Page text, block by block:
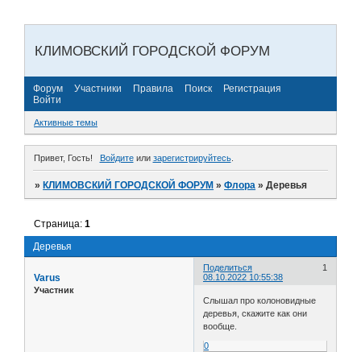
КЛИМОВСКИЙ ГОРОДСКОЙ ФОРУМ
Форум Участники Правила Поиск
Регистрация
Войти
Активные темы
Привет, Гость! Войдитеили зарегистрируйтесь.
»КЛИМОВСКИЙ ГОРОДСКОЙ ФОРУМ »Флора »Деревья
Деревья
Страница:1
Поделиться
1
08.10.2022 10:55:38
Varus
Участник
Слышал про колоновидные
деревья, скажите как они
вообще.
0